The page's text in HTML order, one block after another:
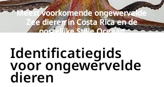
Meest voorkomende ongewervelde
Zee dieren in Costa Rica en de
oostelijke Stille Oceaan
Identificatiegids
voor ongewervelde
dieren